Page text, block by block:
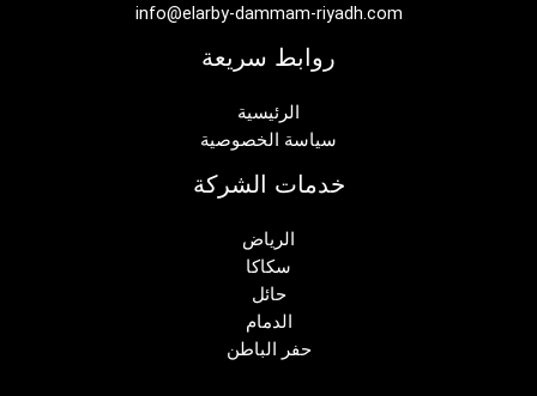
info@elarby-dammam-riyadh.com
روابط سريعة
الرئيسية
سياسة الخصوصية
خدمات الشركة
الرياض
سكاكا
حائل
الدمام
حفر الباطن